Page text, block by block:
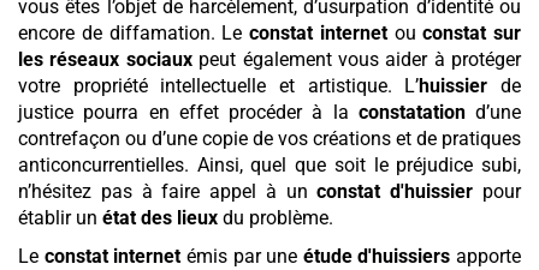
vous êtes l’objet de harcèlement, d’usurpation d’identité ou
encore de diffamation. Le constat internetouconstat sur
les réseaux sociauxpeut également vous aider à protéger
votre propriété intellectuelle et artistique. L’huissier de
justice pourra en effet procéder à la constatationd’une
contrefaçon ou d’une copie de vos créations et de pratiques
anticoncurrentielles. Ainsi, quel que soit le préjudice subi,
n’hésitez pas à faire appel à unconstat d'huissier pour
établir un état des lieux du problème.
Le constat internet émis par une étude d'huissiers apporte